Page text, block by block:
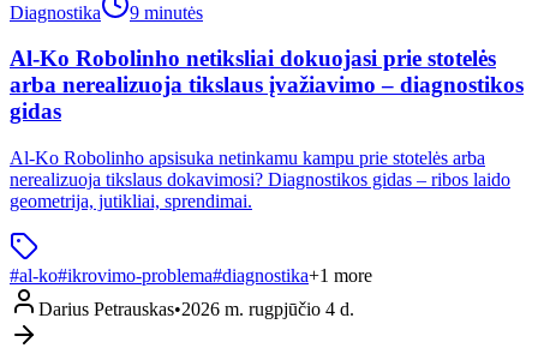
Diagnostika
9 minutės
Al-Ko Robolinho netiksliai dokuojasi prie stotelės
arba nerealizuoja tikslaus įvažiavimo – diagnostikos
gidas
Al-Ko Robolinho apsisuka netinkamu kampu prie stotelės arba
nerealizuoja tikslaus dokavimosi? Diagnostikos gidas – ribos laido
geometrija, jutikliai, sprendimai.
#al-ko#ikrovimo-problema#diagnostika+1 more
Darius Petrauskas•2026 m. rugpjūčio 4 d.